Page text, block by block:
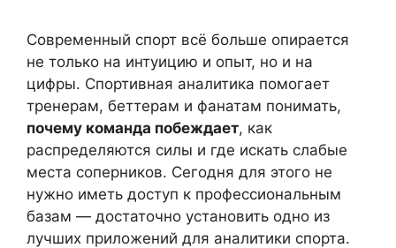
Современный спорт всё больше опирается
не только на интуицию и опыт, но и на
цифры. Спортивная аналитика помогает
тренерам, беттерам и фанатам понимать,
почему команда побеждает, как
распределяются силы и где искать слабые
места соперников. Сегодня для этого не
нужно иметь доступ к профессиональным
базам — достаточно установить одно из
лучших приложений для аналитики спорта.